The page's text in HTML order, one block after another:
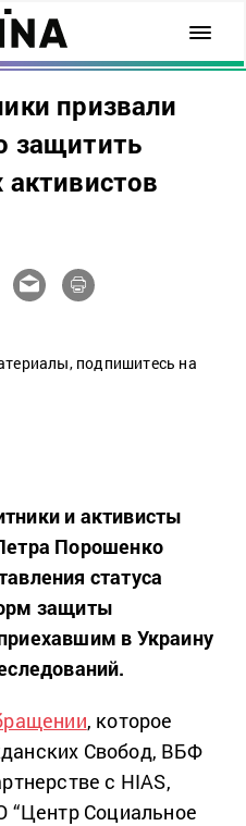
призвали
защитить
активистов
подпишитесь на
и активисты
Порошенко
статуса
защиты
в Украину
, которое
Свобод, ВБФ
с HIAS,
“Центр Социальное